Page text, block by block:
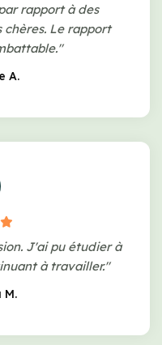
rapport à des
chères. Le rapport
A.
J'ai pu étudier à
à travailler."
M.